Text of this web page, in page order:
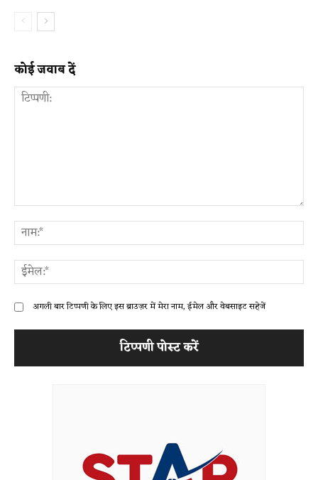
कोई जवाब दें
अगली बार टिप्पणी के लिए इस ब्राउज़र में मेरा नाम, ईमेल और वेबसाइट सहेजें